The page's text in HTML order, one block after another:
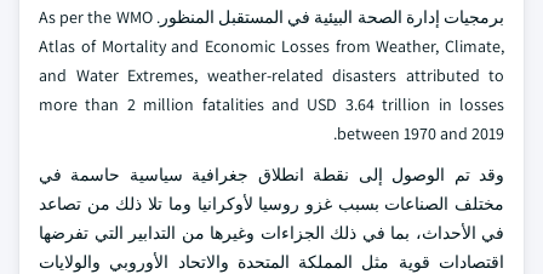
برمجيات إدارة الصحة البيئية في المستقبل المنظور. As per the WMO
Atlas of Mortality and Economic Losses from Weather, Climate,
and Water Extremes, weather-related disasters attributed to
more than 2 million fatalities and USD 3.64 trillion in losses
between 1970 and 2019.
وقد تم الوصول إلى نقطة انطلاق جغرافية سياسية حاسمة في
مختلف الصناعات بسبب غزو روسيا لأوكرانيا وما تلا ذلك من تصاعد
في الأحداث، بما في ذلك الجزاءات وغيرها من التدابير التي تفرضها
اقتصادات قوية مثل المملكة المتحدة والاتحاد الأوروبي والولايات